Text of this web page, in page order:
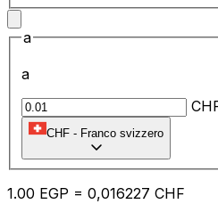
a
a
CHF - Franco svizzero
1.00 EGP = 0,016227 CHF